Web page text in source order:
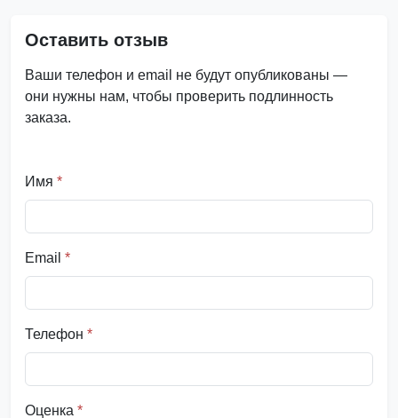
Оставить отзыв
Ваши телефон и email не будут опубликованы —
они нужны нам, чтобы проверить подлинность
заказа.
Имя *
Email *
Телефон *
Оценка *